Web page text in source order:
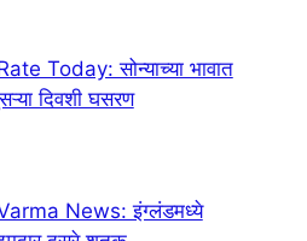
Today: सोन्याच्या भावात
दिवशी घसरण
News: इंग्लंडमध्ये